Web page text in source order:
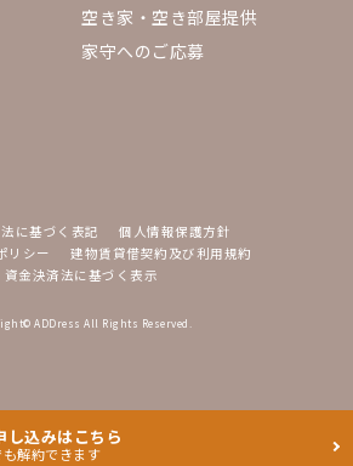
空き家・空き部屋提供
家守へのご応募
に基づく表記
個人情報保護方針
リシー
建物賃貸借契約及び利用規約
資金決済法に基づく表示
ADDress All Rights Reserved.
し込みはこちら
解約できます